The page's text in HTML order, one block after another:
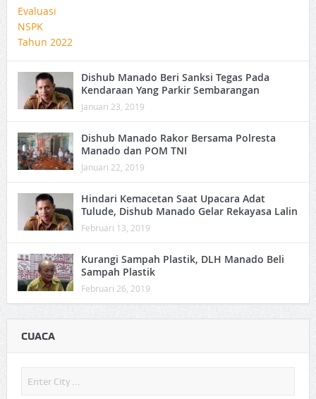
Dishub Manado Beri Sanksi Tegas Pada
Kendaraan Yang Parkir Sembarangan
Januari 23, 2019
Dishub Manado Rakor Bersama Polresta
Manado dan POM TNI
Januari 22, 2019
Hindari Kemacetan Saat Upacara Adat
Tulude, Dishub Manado Gelar Rekayasa Lalin
Februari 13, 2019
Kurangi Sampah Plastik, DLH Manado Beli
Sampah Plastik
Februari 26, 2019
CUACA